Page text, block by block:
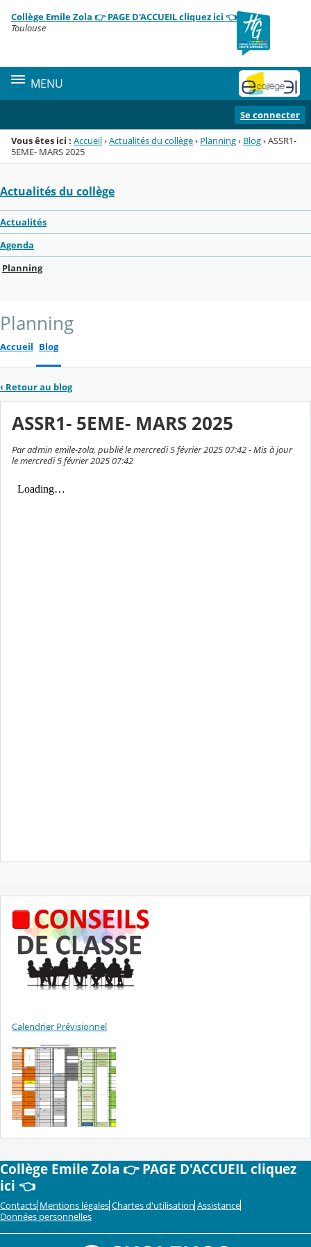
Menu de la rubrique
Contenu
Collège Emile Zola 👉 PAGE D'ACCUEIL cliquez ici 👈
Toulouse
MENU
Se connecter
Vous êtes ici : Accueil›Actualités du collège› Planning› Blog›ASSR1-
5EME- MARS 2025
Actualités du collège
Actualités
Agenda
Planning
Planning
Accueil Blog
‹ Retour au blog
ASSR1- 5EME- MARS 2025
Par admin emile-zola, publié le mercredi 5 février 2025 07:42 - Mis à jour
le mercredi 5 février 2025 07:42
Calendrier Prévisionnel
Collège Emile Zola 👉 PAGE D'ACCUEIL cliquez
ici 👈
Contacts Mentions légales Chartes d'utilisation Assistance
Données personnelles